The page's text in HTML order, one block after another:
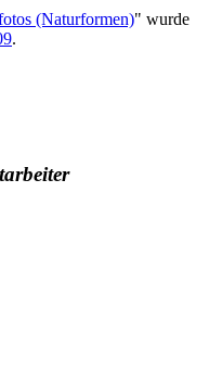
(Naturformen)" wurde
.